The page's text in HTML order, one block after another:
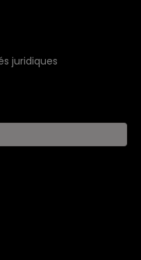
juridiques